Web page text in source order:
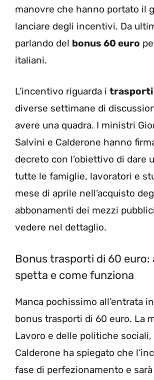
manovre che hanno portato il
lanciare degli incentivi. Da
parlando del bonus 60 euro
italiani.
L’incentivo riguarda i trasporti
diverse settimane di
avere una quadra. I ministri
Salvini e Calderone hanno
decreto con l’obiettivo di dare
tutte le famiglie, lavoratori e
mese di aprile nell’acquisto
abbonamenti dei mezzi
vedere nel dettaglio.
Bonus trasporti di 60 euro:
spetta e come funziona
Manca pochissimo all’entrata
bonus trasporti di 60 euro. La
Lavoro e delle politiche sociali,
Calderone ha spiegato che
fase di perfezionamento e